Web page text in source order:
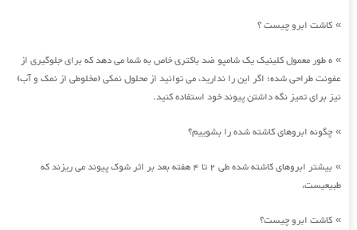
» کاشت ابرو چیست ؟
» ه طور معمول کلینیک یک شامپو ضد باکتری خاص به شما می دهد که برای جلوگیری از
عفونت طراحی شده؛ اگر این را ندارید، می توانید از محلول نمکی (مخلوطی از نمک و آب)
نیز برای تمیز نگه داشتن پیوند خود استفاده کنید.
» چگونه ابروهای کاشته شده را بشوییم؟
»
بیشتر ابروهای کاشته شده طی 2 تا 4 هفته بعد بر اثر شوک پیوند می ریزند که
طبیعیست،
» کاشت ابرو چیست؟